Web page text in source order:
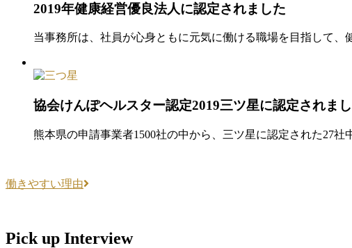
2019年健康経営優良法人に認定されました
当事務所は、社員が心身ともに元気に働ける職場を目指して、
協会けんぽヘルスター認定2019三ツ星に認定されま
熊本県の申請事業者1500社の中から、三ツ星に認定された27社
働きやすい理由
Pick up Interview